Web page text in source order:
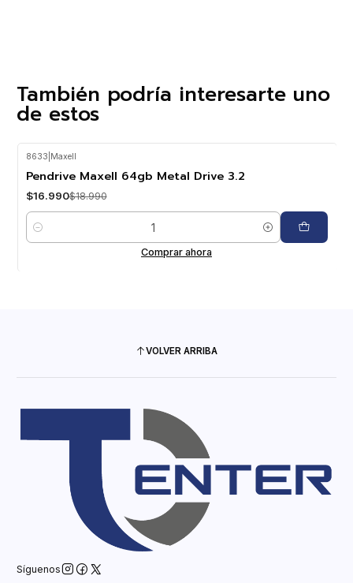
También podría interesarte uno
de estos
8633 Maxell
Pendrive Maxell 64gb Metal Drive 3.2
$16.990$18.990
Cantidad
Comprar ahora
VOLVER ARRIBA
Síguenos